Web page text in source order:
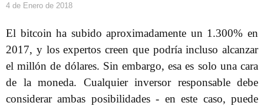
4 de Enero de 2018
El bitcoin ha subido aproximadamente un 1.300% en
2017, y los expertos creen que podría incluso alcanzar
el millón de dólares. Sin embargo, esa es solo una cara
de la moneda. Cualquier inversor responsable debe
considerar ambas posibilidades - en este caso, puede